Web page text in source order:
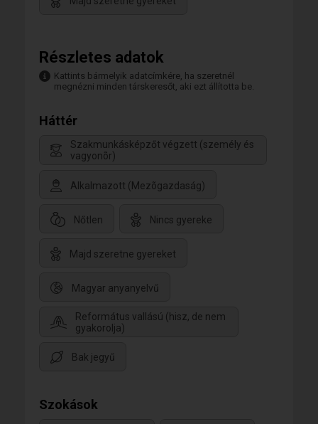
Részletes adatok
Kattints bármelyik adatcímkére, ha szeretnél
megnézni minden társkeresőt, aki ezt állította be.
Háttér
Szakmunkásképzőt végzett (személy és
vagyonõr)
Alkalmazott (Mezõgazdaság)
Nőtlen Nincs gyereke
Majd szeretne gyereket
Magyar anyanyelvű
Református vallású (hisz, de nem
gyakorolja)
Bak jegyű
Szokások